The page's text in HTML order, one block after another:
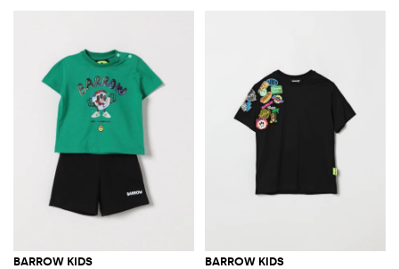
BARROW KIDS BARROW KIDS